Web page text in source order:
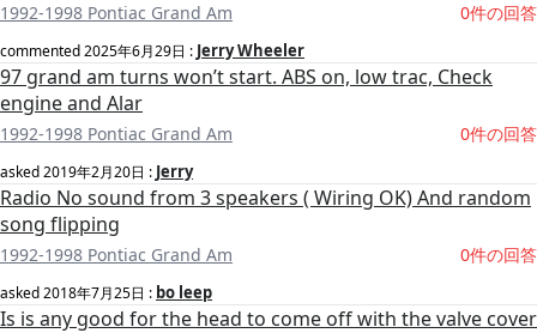
1992-1998 Pontiac Grand Am 0件の回答
commented2025年6月29日 : Jerry Wheeler
97 grand am turns won’t start. ABS on, low trac, Check
engine and Alar
1992-1998 Pontiac Grand Am 0件の回答
asked2019年2月20日 : Jerry
Radio No sound from 3 speakers ( Wiring OK) And random
song flipping
1992-1998 Pontiac Grand Am 0件の回答
asked2018年7月25日 : bo leep
Is is any good for the head to come off with the valve cover